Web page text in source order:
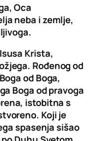
Oca
neba i zemlje,
Krista,
Rođenog od
od Boga,
Boga od pravoga
istobitna s
Koji je
spasenja sišao